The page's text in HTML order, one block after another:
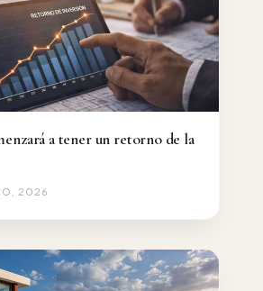
a tener un retorno de la
2026